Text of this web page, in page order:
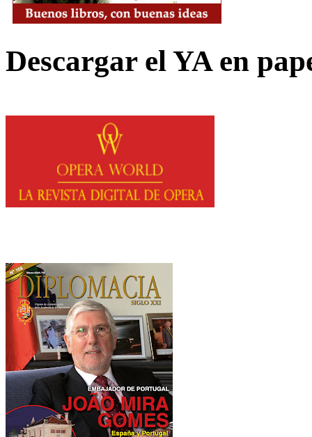
Descargar el YA en